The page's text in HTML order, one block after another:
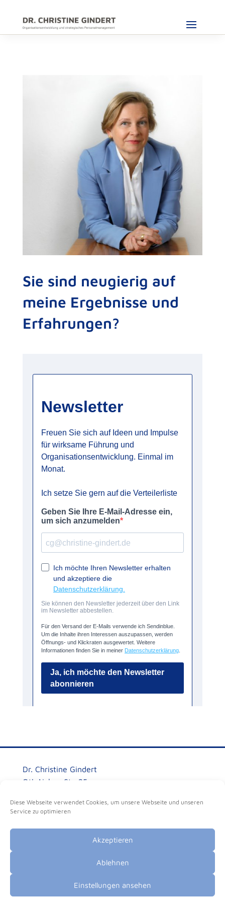
Diese Webseite verwendet Cookies, um unsere Webseite und unseren
Service zu optimieren
Akzeptieren
Ablehnen
Einstellungen ansehen
Sie sind neugierig auf
meine Ergebnisse und
Erfahrungen?
Dr. Christine Gindert
Otl-Aicher-Str. 25
+49 (0) 89 -120 890 18
© Dr. Christine Gindert